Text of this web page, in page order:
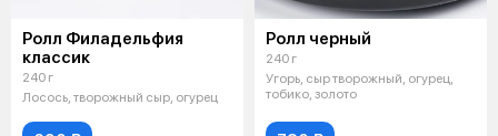
Ролл Филадельфия
классик
240 г
Лосось, творожный сыр, огурец
Ролл черный
240 г
Угорь, сыр творожный, огурец,
тобико, золото